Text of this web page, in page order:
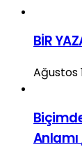
BİR
Ağustos